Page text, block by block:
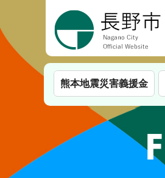
熊本地震災害義援金